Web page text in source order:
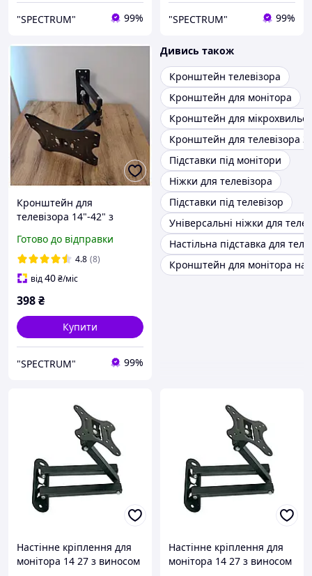
"SPECTRUM" 99% "SPECTRUM" 99%
Кронштейн для
телевізора 14"-42" з
кріплення для телевізора
на стіну поворотний
Кронштейн vesa
телевізора
Готово до відправки
4.8 (8)
від40₴/міс
398₴
Купити
"SPECTRUM" 99%
Дивись також
Кронштейн телевізора
Кронштейн для монітора
Кронштейн для
Кронштейн для телевізора
Підставки під монітори
Ніжки для телевізора
Підставки під телевізор
Універсальні ніжки для
Настільна підставка для
Кронштейн для монітора на
Настінне кріплення для
монітора 14 27 з виносом
Настінне кріплення для
монітора 14 27 з виносом